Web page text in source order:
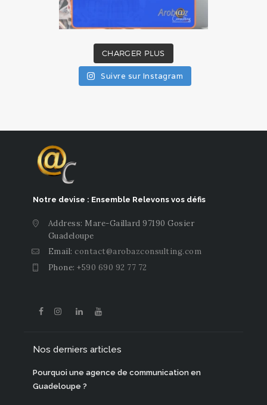
CHARGER PLUS
Suivre sur Instagram
Notre devise : Ensemble Relevons vos défis
Address: Mare-Gaillard 97190 Gosier
Guadeloupe
Email: contact@arobazconsulting.com
Phone:+590 690 92 77 72
Nos derniers articles
Pourquoi une agence de communication en
Guadeloupe ?